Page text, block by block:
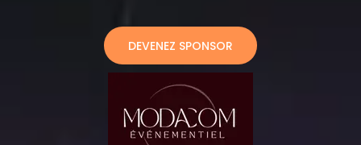
DEVENEZ SPONSOR